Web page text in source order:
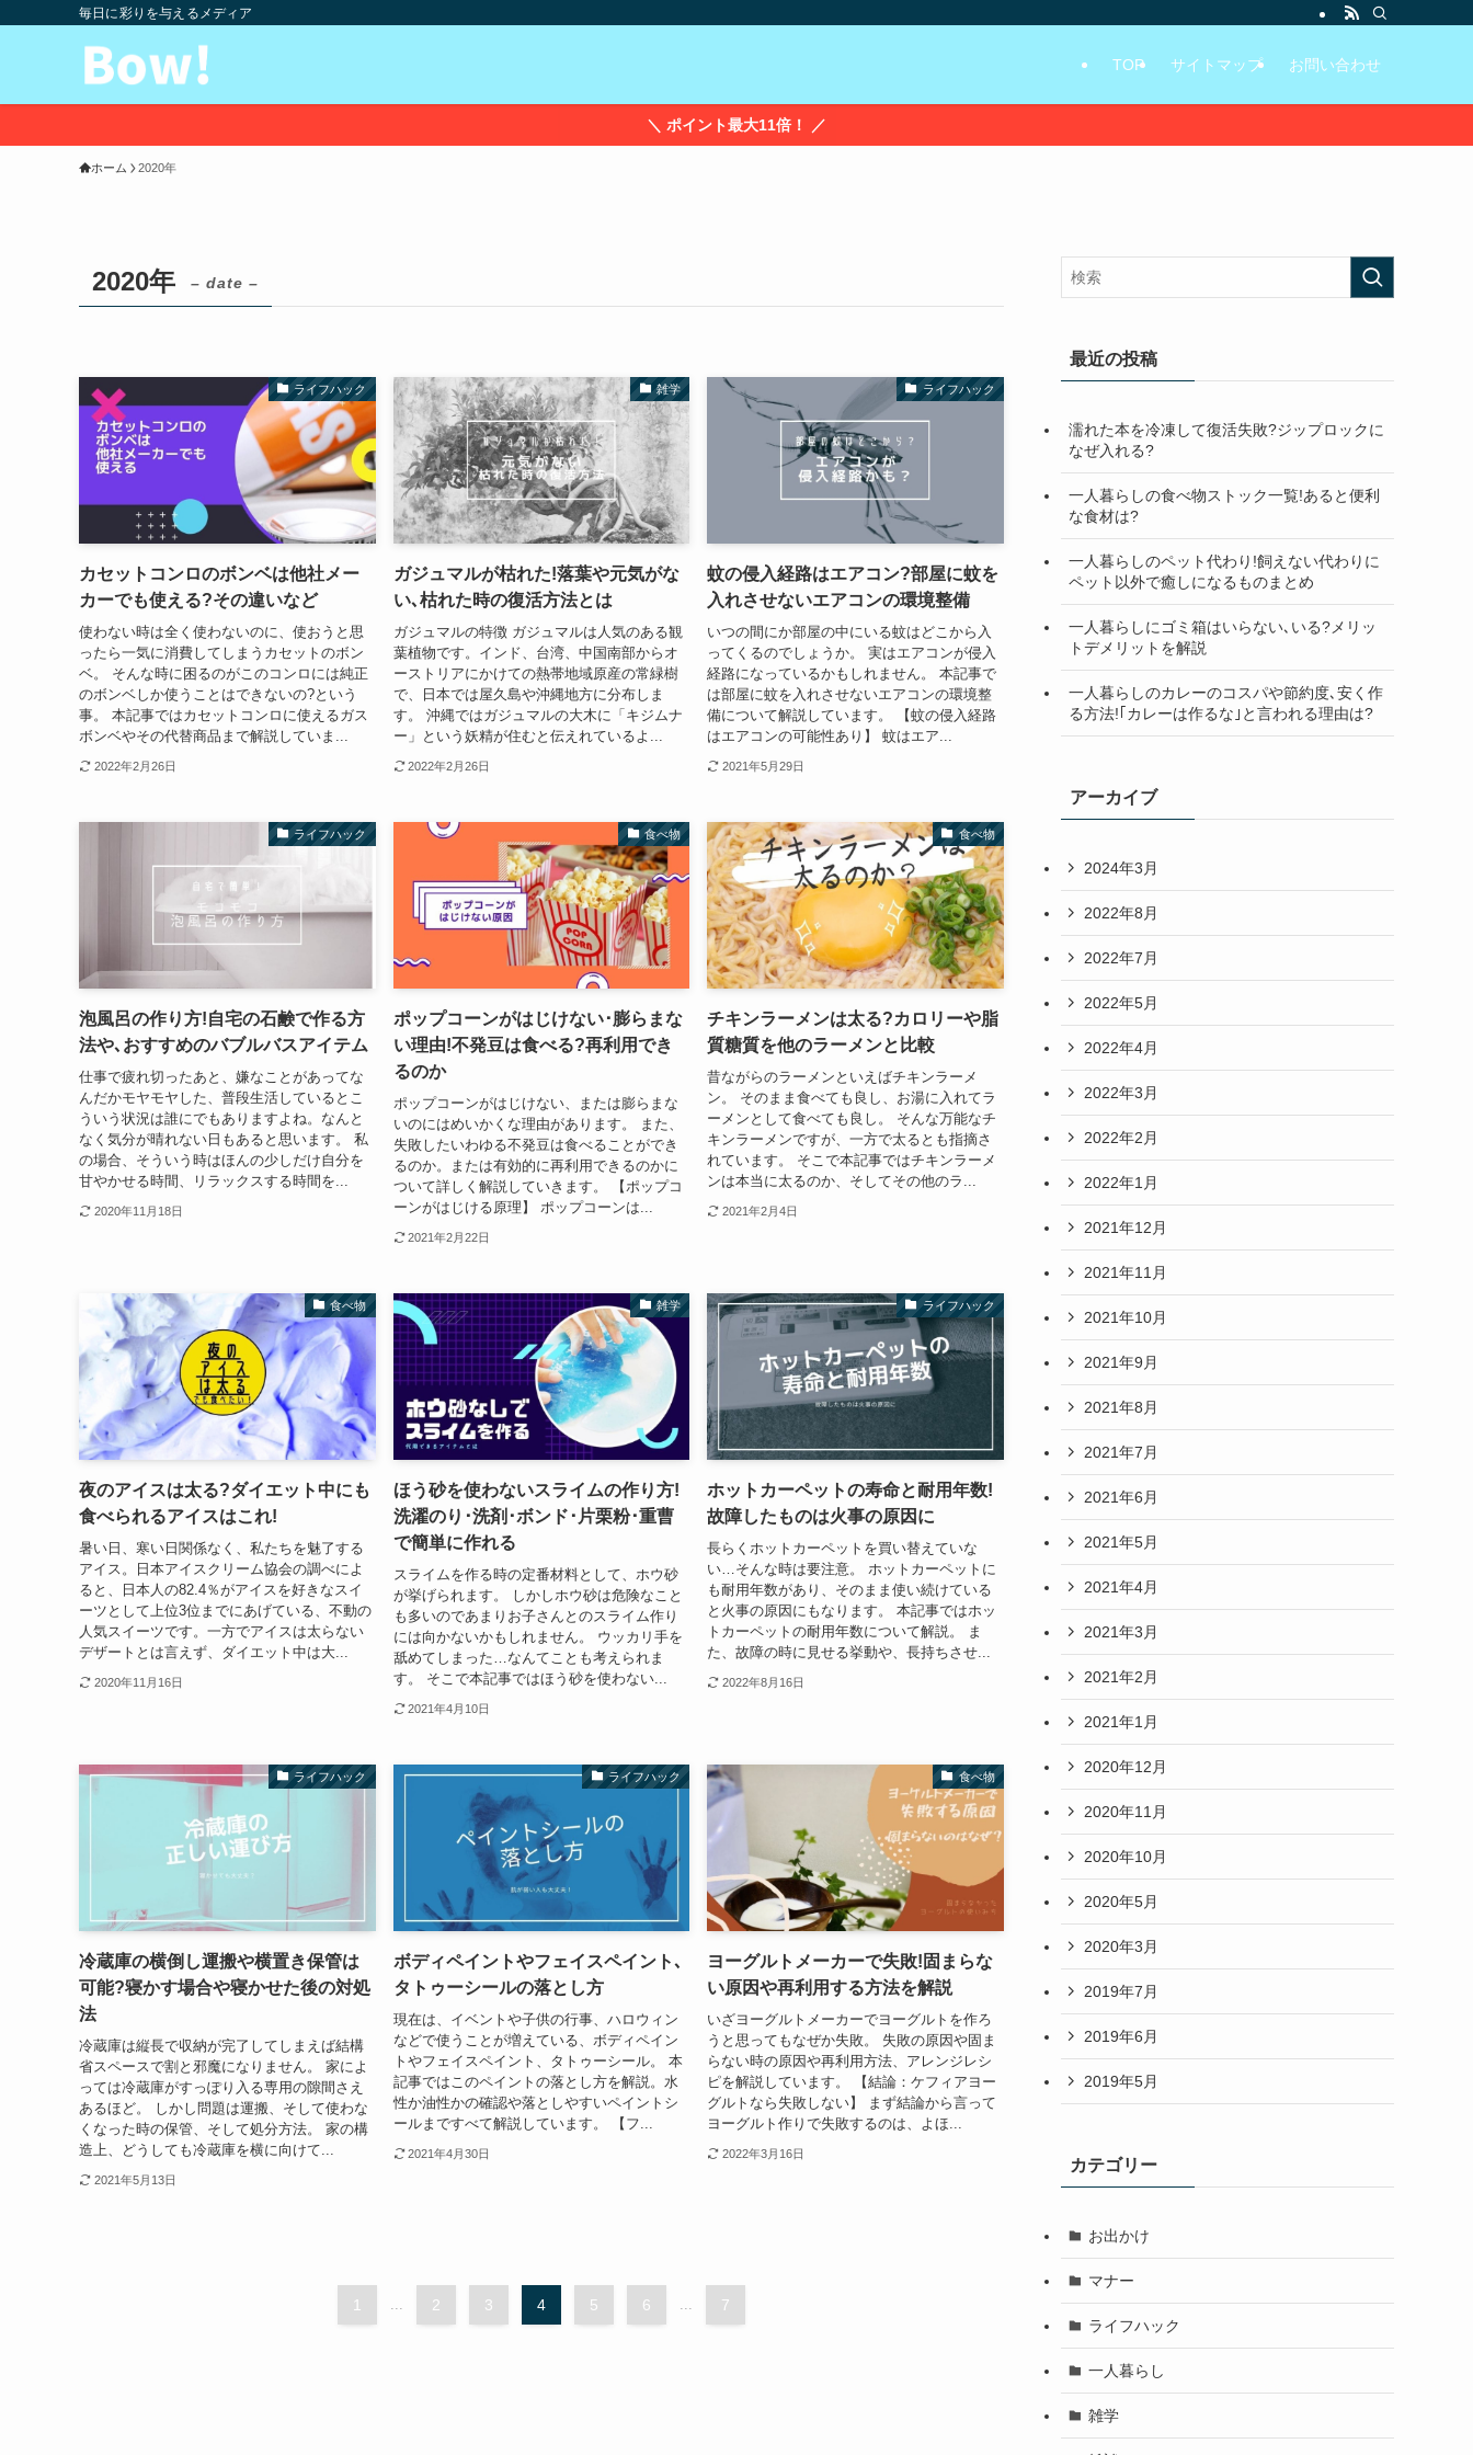
毎日に彩りを与えるメディア
TOP サイトマップ お問い合わせ
＼ ポイント最大11倍！ ／
ホーム 2020年
2020年 – date –
ライフハック
カセットコンロのボンベは他社メー
カーでも使える?その違いなど
使わない時は全く使わないのに、使おうと思
ったら一気に消費してしまうカセットのボン
ベ。 そんな時に困るのがこのコンロには純正
のボンベしか使うことはできないの?という
事。 本記事ではカセットコンロに使えるガス
ボンベやその代替商品まで解説していま...
2022年2月26日
雑学
ガジュマルが枯れた!落葉や元気がな
い､枯れた時の復活方法とは
ガジュマルの特徴 ガジュマルは人気のある観
葉植物です。インド、台湾、中国南部からオ
ーストリアにかけての熱帯地域原産の常緑樹
で、日本では屋久島や沖縄地方に分布しま
す。 沖縄ではガジュマルの大木に「キジムナ
ー」という妖精が住むと伝えれているよ...
2022年2月26日
ライフハック
蚊の侵入経路はエアコン?部屋に蚊を
入れさせないエアコンの環境整備
いつの間にか部屋の中にいる蚊はどこから入
ってくるのでしょうか。 実はエアコンが侵入
経路になっているかもしれません。 本記事で
は部屋に蚊を入れさせないエアコンの環境整
備について解説しています。 【蚊の侵入経路
はエアコンの可能性あり】 蚊はエア...
2021年5月29日
ライフハック
泡風呂の作り方!自宅の石鹸で作る方
法や､おすすめのバブルバスアイテム
仕事で疲れ切ったあと、嫌なことがあってな
んだかモヤモヤした、普段生活しているとこ
ういう状況は誰にでもありますよね。なんと
なく気分が晴れない日もあると思います。 私
の場合、そういう時はほんの少しだけ自分を
甘やかせる時間、リラックスする時間を...
2020年11月18日
食べ物
ポップコーンがはじけない･膨らまな
い理由!不発豆は食べる?再利用でき
るのか
ポップコーンがはじけない、または膨らまな
いのにはめいかくな理由があります。 また、
失敗したいわゆる不発豆は食べることができ
るのか。または有効的に再利用できるのかに
ついて詳しく解説していきます。 【ポップコ
ーンがはじける原理】 ポップコーンは...
2021年2月22日
食べ物
チキンラーメンは太る?カロリーや脂
質糖質を他のラーメンと比較
昔ながらのラーメンといえばチキンラーメ
ン。 そのまま食べても良し、お湯に入れてラ
ーメンとして食べても良し。 そんな万能なチ
キンラーメンですが、一方で太るとも指摘さ
れています。 そこで本記事ではチキンラーメ
ンは本当に太るのか、そしてその他のラ...
2021年2月4日
食べ物
夜のアイスは太る?ダイエット中にも
食べられるアイスはこれ!
暑い日、寒い日関係なく、私たちを魅了する
アイス。日本アイスクリーム協会の調べによ
ると、日本人の82.4％がアイスを好きなスイ
ーツとして上位3位までにあげている、不動の
人気スイーツです。一方でアイスは太らない
デザートとは言えず、ダイエット中は大...
2020年11月16日
雑学
ほう砂を使わないスライムの作り方!
洗濯のり･洗剤･ボンド･片栗粉･重曹
で簡単に作れる
スライムを作る時の定番材料として、ホウ砂
が挙げられます。 しかしホウ砂は危険なこと
も多いのであまりお子さんとのスライム作り
には向かないかもしれません。 ウッカリ手を
舐めてしまった…なんてことも考えられま
す。 そこで本記事ではほう砂を使わない...
2021年4月10日
ライフハック
ホットカーペットの寿命と耐用年数!
故障したものは火事の原因に
長らくホットカーペットを買い替えていな
い…そんな時は要注意。 ホットカーペットに
も耐用年数があり、そのまま使い続けている
と火事の原因にもなります。 本記事ではホッ
トカーペットの耐用年数について解説。 ま
た、故障の時に見せる挙動や、長持ちさせ...
2022年8月16日
ライフハック
冷蔵庫の横倒し運搬や横置き保管は
可能?寝かす場合や寝かせた後の対処
法
冷蔵庫は縦長で収納が完了してしまえば結構
省スペースで割と邪魔になりません。 家によ
っては冷蔵庫がすっぽり入る専用の隙間さえ
あるほど。 しかし問題は運搬、そして使わな
くなった時の保管、そして処分方法。 家の構
造上、どうしても冷蔵庫を横に向けて...
2021年5月13日
ライフハック
ボディペイントやフェイスペイント､
タトゥーシールの落とし方
現在は、イベントや子供の行事、ハロウィン
などで使うことが増えている、ボディペイン
トやフェイスペイント、タトゥーシール。 本
記事ではこのペイントの落とし方を解説。水
性か油性かの確認や落としやすいペイントシ
ールまですべて解説しています。 【フ...
2021年4月30日
食べ物
ヨーグルトメーカーで失敗!固まらな
い原因や再利用する方法を解説
いざヨーグルトメーカーでヨーグルトを作ろ
うと思ってもなぜか失敗。 失敗の原因や固ま
らない時の原因や再利用方法、アレンジレシ
ピを解説しています。 【結論：ケフィアヨー
グルトなら失敗しない】 まず結論から言って
ヨーグルト作りで失敗するのは、よほ...
2022年3月16日
1 2 3 4 5 6 7
最近の投稿
濡れた本を冷凍して復活失敗?ジップロックに
なぜ入れる?
一人暮らしの食べ物ストック一覧!あると便利
な食材は?
一人暮らしのペット代わり!飼えない代わりに
ペット以外で癒しになるものまとめ
一人暮らしにゴミ箱はいらない､いる?メリッ
トデメリットを解説
一人暮らしのカレーのコスパや節約度､安く作
る方法!｢カレーは作るな｣と言われる理由は?
アーカイブ
2024年3月
2022年8月
2022年7月
2022年5月
2022年4月
2022年3月
2022年2月
2022年1月
2021年12月
2021年11月
2021年10月
2021年9月
2021年8月
2021年7月
2021年6月
2021年5月
2021年4月
2021年3月
2021年2月
2021年1月
2020年12月
2020年11月
2020年10月
2020年5月
2020年3月
2019年7月
2019年6月
2019年5月
カテゴリー
お出かけ
マナー
ライフハック
一人暮らし
雑学